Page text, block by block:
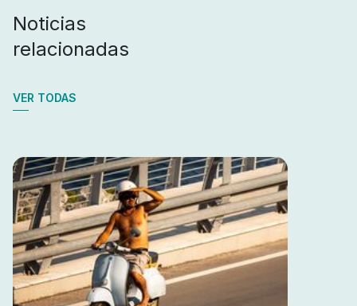
Noticias
relacionadas
VER TODAS